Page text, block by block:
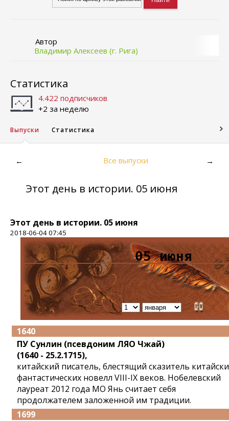
Автор
Владимир Алексеев (г. Рига)
Статистика
4.422 подписчиков
+2 за неделю
Выпуски Статистика
← Все выпуски →
Этот день в истории. 05 июня
Этот день в истории. 05 июня
2018-06-04 07:45
05 июня
1640
ПУ Сунлин (псевдоним ЛЯО Чжай)
(1640 - 25.2.1715),
китайский писатель, блестящий сказитель
фантастических новелл VIII-IX веков. Нобелевский
лауреат 2012 года МО Янь считает себя
продолжателем заложенной им традиции.
1699